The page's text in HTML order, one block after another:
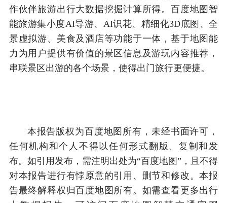
作伙伴旅游出行大数据挖掘计算所得。百度地图智
能旅游集小度AI导游、AI识花、精细化3D底图、全
景虚拟游、美食及酒店等功能于一体，基于地图能
力为用户提供有价值的景区信息及游玩内容推荐，
串联景区出游的各个场景，使得出门旅行更便捷。
本报告版权为百度地图所有，未经书面许可，
任何机构和个人不得以任何形式翻版、复制和发
布。如引用发布，需注明出处为“百度地图”，且不得
对本报告进行有悖原意的引用、删节和修改。本报
告最终解释权归百度地图所有。如需查看更多出行